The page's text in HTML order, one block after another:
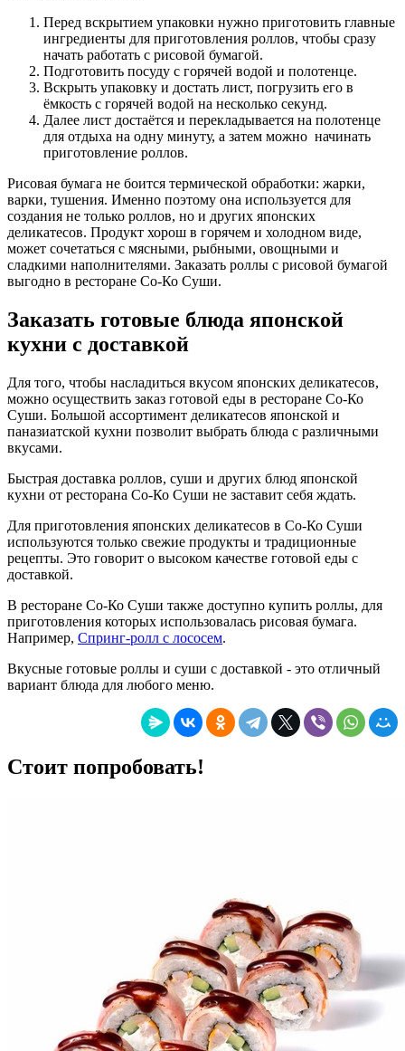
Перед вскрытием упаковки нужно приготовить главные
ингредиенты для приготовления роллов, чтобы сразу
начать работать с рисовой бумагой.
Подготовить посуду с горячей водой и полотенце.
Вскрыть упаковку и достать лист, погрузить его в
ёмкость с горячей водой на несколько секунд.
Далее лист достаётся и перекладывается на полотенце
для отдыха на одну минуту, а затем можно начинать
приготовление роллов.
Рисовая бумага не боится термической обработки: жарки,
варки, тушения. Именно поэтому она используется для
создания не только роллов, но и других японских
деликатесов. Продукт хорош в горячем и холодном виде,
может сочетаться с мясными, рыбными, овощными и
сладкими наполнителями. Заказать роллы с рисовой бумагой
выгодно в ресторане Со-Ко Суши.
Заказать готовые блюда японской
кухни с доставкой
Для того, чтобы насладиться вкусом японских деликатесов,
можно осуществить заказ готовой еды в ресторане Со-Ко
Суши. Большой ассортимент деликатесов японской и
паназиатской кухни позволит выбрать блюда с различными
вкусами.
Быстрая доставка роллов, суши и других блюд японской
кухни от ресторана Со-Ко Суши не заставит себя ждать.
Для приготовления японских деликатесов в Со-Ко Суши
используются только свежие продукты и традиционные
рецепты. Это говорит о высоком качестве готовой еды с
доставкой.
В ресторане Со-Ко Суши также доступно купить роллы, для
приготовления которых использовалась рисовая бумага.
Например, Спринг-ролл с лососем.
Вкусные готовые роллы и суши с доставкой - это отличный
вариант блюда для любого меню.
Стоит попробовать!